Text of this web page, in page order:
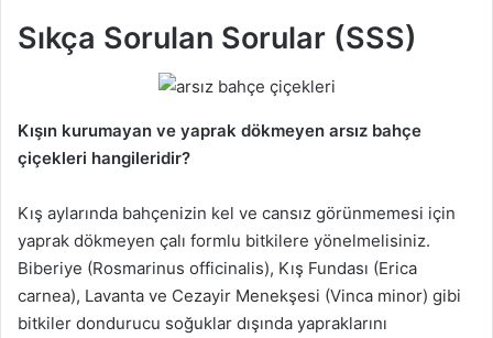
Sıkça Sorulan Sorular (SSS)
Kışın kurumayan ve yaprak dökmeyen arsız bahçe
çiçekleri hangileridir?
Kış aylarında bahçenizin kel ve cansız görünmemesi için
yaprak dökmeyen çalı formlu bitkilere yönelmelisiniz.
Biberiye (Rosmarinus officinalis), Kış Fundası (Erica
carnea), Lavanta ve Cezayir Menekşesi (Vinca minor) gibi
bitkiler dondurucu soğuklar dışında yapraklarını